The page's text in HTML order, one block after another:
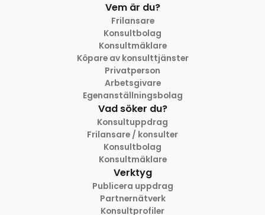
Vem är du?
Frilansare
Konsultbolag
Konsultmäklare
Köpare av konsulttjänster
Privatperson
Arbetsgivare
Egenanställningsbolag
Vad söker du?
Konsultuppdrag
Frilansare / konsulter
Konsultbolag
Konsultmäklare
Verktyg
Publicera uppdrag
Partnernätverk
Konsultprofiler